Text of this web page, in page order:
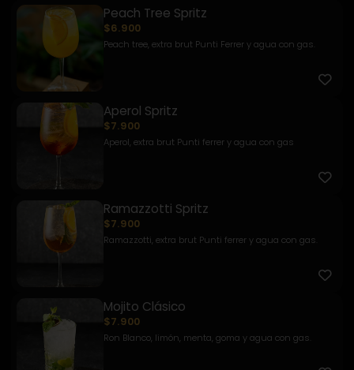
Peach Tree Spritz
$6.900
Peach tree, extra brut Punti Ferrer y agua con gas.
Aperol Spritz
$7.900
Aperol, extra brut Punti ferrer y agua con gas
Ramazzotti Spritz
$7.900
Ramazzotti, extra brut Punti ferrer y agua con gas.
Mojito Clásico
$7.900
Ron Blanco, limón, menta, goma y agua con gas.